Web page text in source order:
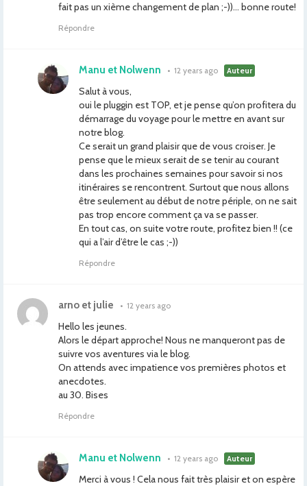
fait pas un xième changement de plan ;-))… bonne route!
Répondre
Manu et Nolwenn • 12 years ago Auteur
Salut à vous,
oui le pluggin est TOP, et je pense qu’on profitera du
démarrage du voyage pour le mettre en avant sur
notre blog.
Ce serait un grand plaisir que de vous croiser. Je
pense que le mieux serait de se tenir au courant
dans les prochaines semaines pour savoir si nos
itinéraires se rencontrent. Surtout que nous allons
être seulement au début de notre périple, on ne sait
pas trop encore comment ça va se passer.
En tout cas, on suite votre route, profitez bien !! (ce
qui a l’air d’être le cas ;-))
Répondre
arno et julie • 12 years ago
Hello les jeunes.
Alors le départ approche! Nous ne manqueront pas de
suivre vos aventures via le blog.
On attends avec impatience vos premières photos et
anecdotes.
au 30. Bises
Répondre
Manu et Nolwenn • 12 years ago Auteur
Merci à vous ! Cela nous fait très plaisir et on espère